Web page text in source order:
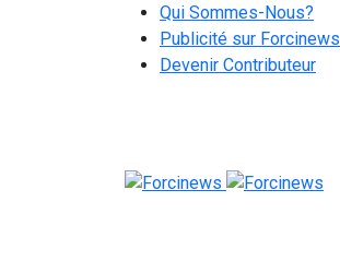
Qui Sommes-Nous?
Publicité sur Forcinews
Devenir Contributeur